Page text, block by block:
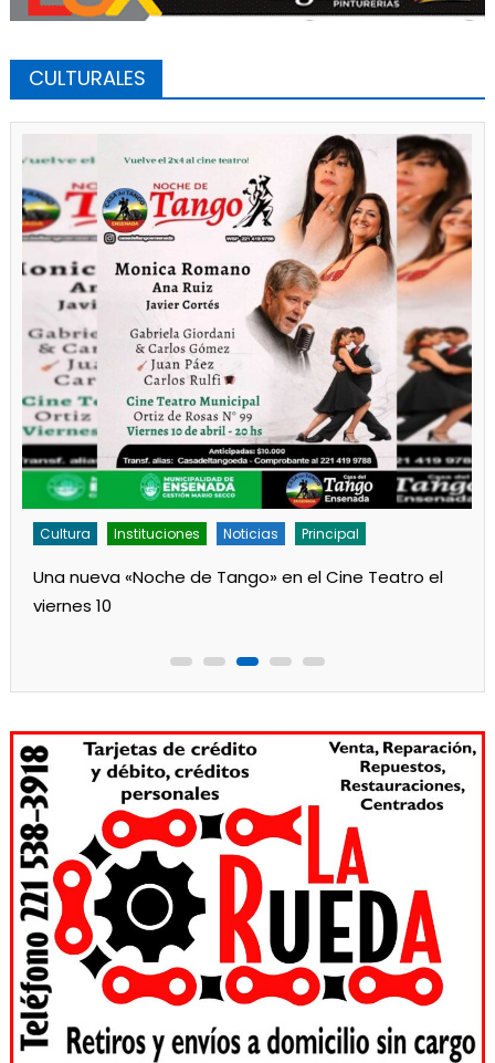
CULTURALES
Cultura Noticias Principal
Los jardines de Ensenada iniciaron la salita de 1 año